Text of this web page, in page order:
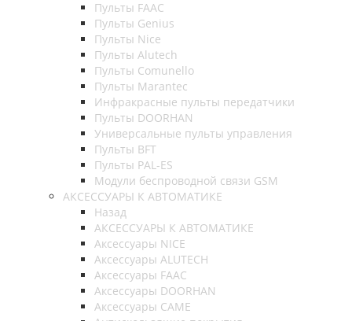
Пульты FAAC
Пульты Genius
Пульты Nice
Пульты Alutech
Пульты Сomunello
Пульты Marantec
Инфракрасные пульты передатчики
Пульты DOORHAN
Универсальные пульты управления
Пульты BFT
Пульты PAL-ES
Модули беспроводной связи GSM
АКСЕССУАРЫ К АВТОМАТИКЕ
Назад
АКСЕССУАРЫ К АВТОМАТИКЕ
Аксессуары NICE
Аксессуары ALUTECH
Аксессуары FAAC
Аксессуары DOORHAN
Аксессуары CAME